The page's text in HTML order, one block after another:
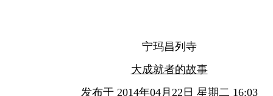
宁玛昌列寺
大成就者的故事
发布于 2014年04月22日 星期二 16:03